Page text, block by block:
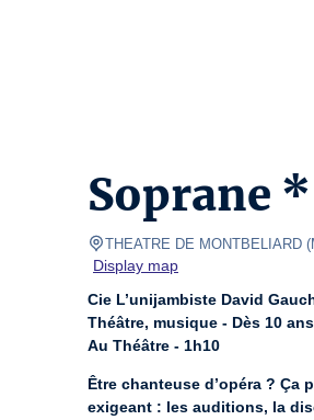
Soprane *
THEATRE DE MONTBELIARD (
Display map
Cie L’unijambiste David
Théâtre, musique - Dès 10 ans
Au Théâtre - 1h10
Être chanteuse d’opéra ? Ça
exigeant : les auditions, la